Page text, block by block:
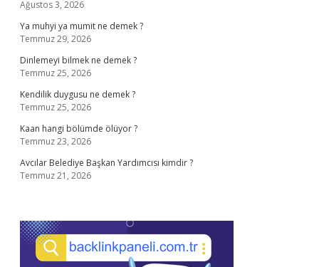
Ağustos 3, 2026
Ya muhyi ya mumit ne demek ?
Temmuz 29, 2026
Dinlemeyi bilmek ne demek ?
Temmuz 25, 2026
Kendilik duygusu ne demek ?
Temmuz 25, 2026
Kaan hangi bölümde ölüyor ?
Temmuz 23, 2026
Avcılar Belediye Başkan Yardımcısı kimdir ?
Temmuz 21, 2026